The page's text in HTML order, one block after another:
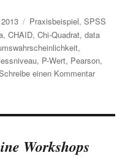
Kategorien
Praxisbeispiel,SPSS
,CHAID,Chi-Quadrat,data
,
, P-Wert, Pearson,
einen Kommentarzu
Workshops